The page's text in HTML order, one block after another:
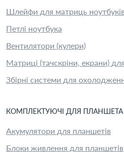
Шлейфи для матриць ноутбуків
Петлі ноутбука
Вентилятори (кулери)
Матриці (тачскріни, екрани)
Збірні системи для
КОМПЛЕКТУЮЧІ ДЛЯ ПЛАНШЕТА
Акумулятори для планшетів
Блоки живлення для планшетів